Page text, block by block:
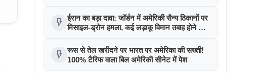
flash_on ईरान का बड़ा दावा: जॉर्डन में अमेरिकी सैन्य ठिकानों पर
मिसाइल-ड्रोन हमला, कई लड़ाकू विमान तबाह होने का
flash_on रूस से तेल खरीदने पर भारत पर अमेरिका की सख्ती!
100% टैरिफ वाला बिल अमेरिकी सीनेट में पेश